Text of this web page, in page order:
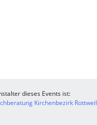
dieses Events ist:
Kirchenbezirk Rottweil